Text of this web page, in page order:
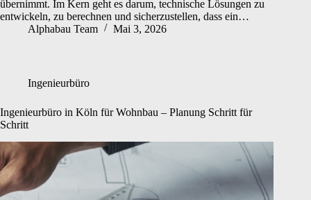
übernimmt. Im Kern geht es darum, technische Lösungen zu
entwickeln, zu berechnen und sicherzustellen, dass ein…
Alphabau Team
Mai 3, 2026
Ingenieurbüro
Ingenieurbüro in Köln für Wohnbau – Planung Schritt für
Schritt